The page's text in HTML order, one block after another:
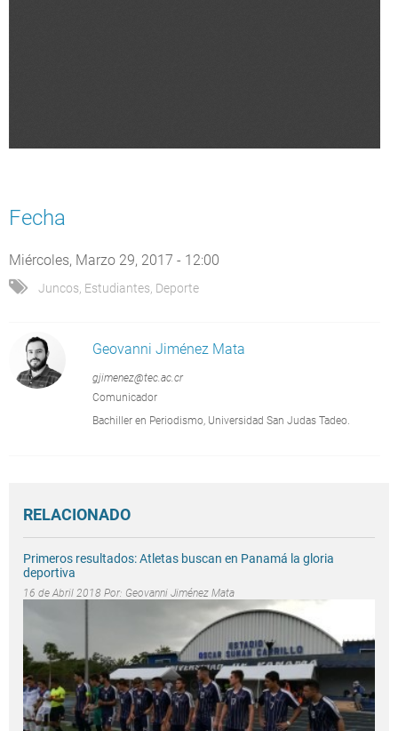
Fecha
Miércoles, Marzo 29, 2017 - 12:00
Juncos Estudiantes Deporte
Geovanni Jiménez Mata
gjimenez@tec.ac.cr
Comunicador
Bachiller en Periodismo, Universidad San Judas Tadeo.
RELACIONADO
Primeros resultados: Atletas buscan en Panamá la gloria
deportiva
16 de Abril 2018 Por: Geovanni Jiménez Mata